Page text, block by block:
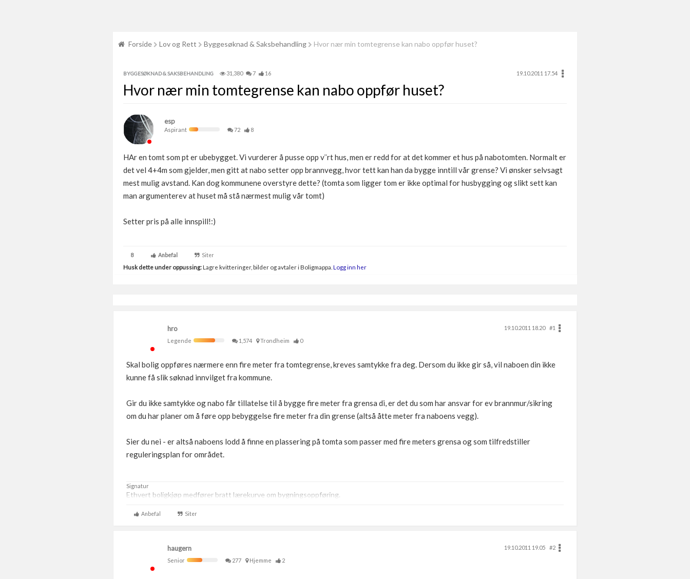
Forside Lov og Rett Byggesøknad & Saksbehandling Hvor nær min tomtegrense kan nabo oppfør huset?
BYGGESØKNAD & SAKSBEHANDLING 31,380 7 16 19.10.2011 17.54
Hvor nær min tomtegrense kan nabo oppfør huset?
esp
Aspirant 72 8
HAr en tomt som pt er ubebygget. Vi vurderer å pusse opp v¨rt hus, men er redd for at det kommer et hus på nabotomten. Normalt er
det vel 4+4m som gjelder, men gitt at nabo setter opp brannvegg, hvor tett kan han da bygge inntill vår grense? Vi ønsker selvsagt
mest mulig avstand. Kan dog kommunene overstyre dette? (tomta som ligger tom er ikke optimal for husbygging og slikt sett kan
man argumenterev at huset må stå nærmest mulig vår tomt)
Setter pris på alle innspill!:)
8 Anbefal Siter
Husk dette under oppussing:Lagre kvitteringer, bilder og avtaler i Boligmappa. Logg inn her
hro 19.10.2011 18.20
#1
Legende
1,574 Trondheim 0
Skal bolig oppføres nærmere enn fire meter fra tomtegrense, kreves samtykke fra deg. Dersom du ikke gir så, vil naboen din ikke
kunne få slik søknad innvilget fra kommune.
Gir du ikke samtykke og nabo får tillatelse til å bygge fire meter fra grensa di, er det du som har ansvar for ev brannmur/sikring
om du har planer om å føre opp bebyggelse fire meter fra din grense (altså åtte meter fra naboens vegg).
Sier du nei - er altså naboens lodd å finne en plassering på tomta som passer med fire meters grensa og som tilfredstiller
reguleringsplan for området.
Signatur
Ethvert boligkjøp medfører bratt lærekurve om bygningsoppføring.
Anbefal Siter
haugern 19.10.2011 19.05
#2
Senior
277 Hjemme 2